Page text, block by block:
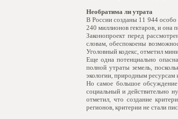
Необратима ли утрата
В России созданы 11 944
240 миллионов гектаров, и она
Законопроект перед
словам, обеспокоены
Уголовный кодекс, отметил
Еще одна потенциально
полной утраты земель,
экологии, природным
Но самое большое
социальный и действительно
отметил, что создание
регионов, критерии не стали